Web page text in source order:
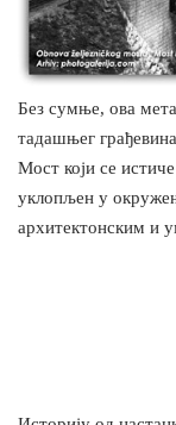
Без сумње, ова
тадашњег
Мост који се
уклопљен у
архитектонским и